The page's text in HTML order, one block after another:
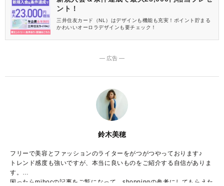
ント！
三井住友カード（NL）はデザインも機能も充実！ポイント貯まる
かわいいオーロラデザインも要チェック！
― 広告 ―
鈴木美穂
フリーで美容とファッションのライターをがつがつやっております♪
トレンド感度も強いですが、本当に良いものをご紹介する自信がありま
す。
困ったらmihocの記事をご覧になって、shoppingの参考にしてもらえた